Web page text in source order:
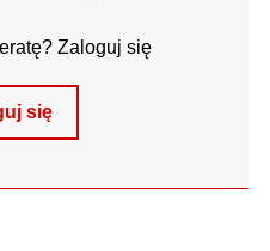
Zaloguj się
się